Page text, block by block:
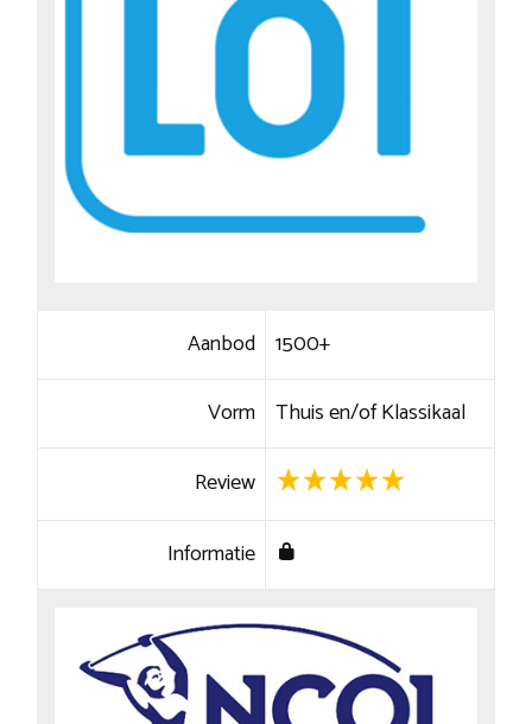
Aanbod 1500+
Vorm Thuis en/of Klassikaal
Review
Informatie